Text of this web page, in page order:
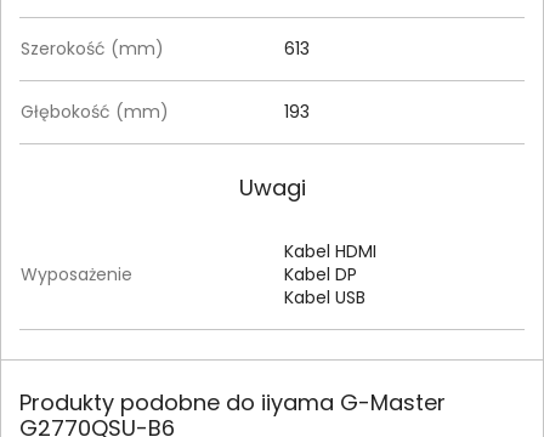
Szerokość (mm) 613
Głębokość (mm) 193
Uwagi
Wyposażenie
Kabel HDMI
Kabel DP
Kabel USB
Produkty podobne do iiyama G-Master
G2770QSU-B6